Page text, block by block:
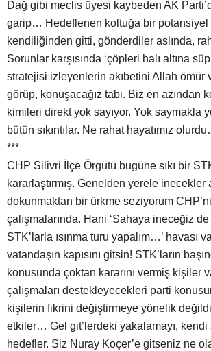
Dağ gibi meclis üyesi kaybeden AK
garip… Hedeflenen koltuğa bir potansiyel
kendiliğinden gitti, gönderdiler aslında,
Sorunlar karşısında ‘çöpleri halı altına
stratejisi izleyenlerin akıbetini Allah ömür
görüp, konuşacağız tabi. Biz en azından
kimileri direkt yok sayıyor. Yok saymakla
bütün sıkıntılar. Ne rahat hayatımız
***
CHP Silivri İlçe Örgütü bugüne sıkı bir
kararlaştırmış. Genelden yerele inecekler
dokunmaktan bir ürkme seziyorum
çalışmalarında. Hani ‘Sahaya ineceğiz
STK’larla ısınma turu yapalım…’ havası
vatandaşın kapısını gitsin! STK’ların
konusunda çoktan kararını vermiş kişiler
çalışmaları destekleyecekleri parti
kişilerin fikrini değiştirmeye yönelik
etkiler… Gel git’lerdeki yakalamayı, kendi
hedefler. Siz Nuray Koçer’e gitseniz ne